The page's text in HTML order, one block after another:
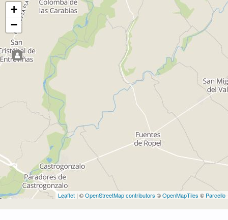
+
−
Leaflet | ©OpenStreetMap contributors ©OpenMapTiles © Parcello